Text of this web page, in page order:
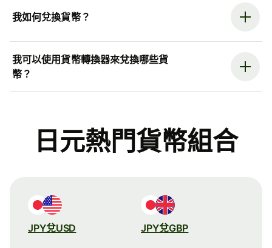
我如何兌換貨幣？
我可以使用貨幣轉換器來兌換哪些貨
幣？
日元熱門貨幣組合
JPY兌USD JPY兌GBP